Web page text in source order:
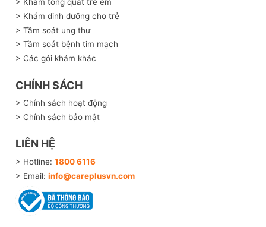
> Khám tổng quát trẻ em
> Khám dinh dưỡng cho trẻ
> Tầm soát ung thư
> Tầm soát bệnh tim mạch
> Các gói khám khác
CHÍNH SÁCH
> Chính sách hoạt động
> Chính sách bảo mật
LIÊN HỆ
> Hotline: 1800 6116
> Email: info@careplusvn.com